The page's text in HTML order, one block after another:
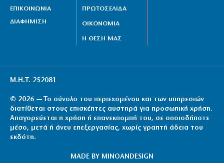
ΕΠΙΚΟΙΝΩΝΙΑ
ΔΙΑΦΗΜΙΣΗ
ΠΡΩΤΟΣΕΛΙΔΑ
ΟΙΚΟΝΟΜΙΑ
Η ΘΕΣΗ ΜΑΣ
Μ.Η.Τ. 252081
© 2026 — Το σύνολο του περιεχομένου και των υπηρεσιών
διατίθεται στους επισκέπτες αυστηρά για προσωπική χρήση.
Απαγορεύεται η χρήση ή επανεκπομπή του, σε οποιοδήποτε
μέσο, μετά ή άνευ επεξεργασίας, χωρίς γραπτή άδεια του
εκδότη.
MADE BY MINOANDESIGN